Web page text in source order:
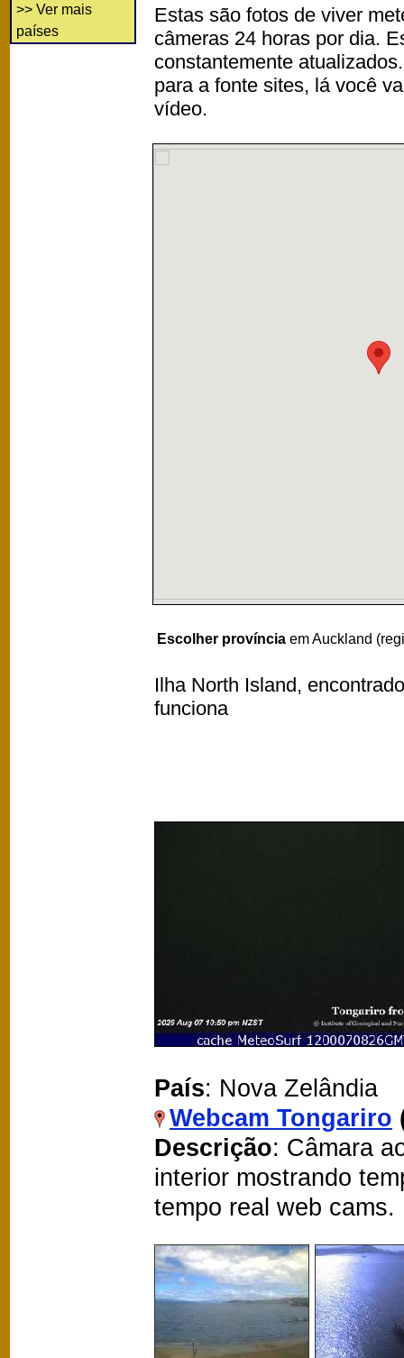
>> Ver mais
países
Estas são fotos de viver
câmeras 24 horas por dia.
constantemente
para a fonte sites, lá você
vídeo.
Escolher província em Auckland
Ilha North Island,
funciona
País: Nova Zelândia
Webcam Tongariro
Descrição: Câmara
interior mostrando
tempo real web cams.